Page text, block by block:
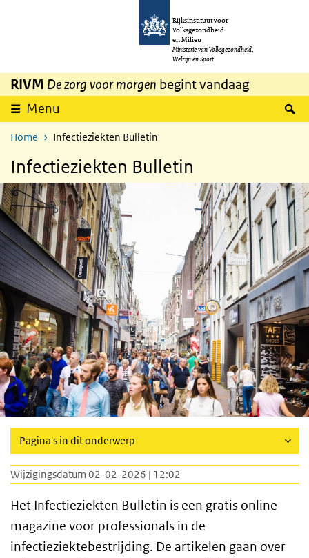
Overslaan en naar de inhoud gaan
Rijksinstituut voor
Volksgezondheid
en Milieu
Ministerie van Volksgezondheid,
Welzijn en Sport
RIVM De zorg voor morgen begint vandaag
Menu
Home Infectieziekten Bulletin
Infectieziekten Bulletin
Pagina's in dit onderwerp
Wijzigingsdatum 02-02-2026 | 12:02
Het Infectieziekten Bulletin is een gratis online
magazine voor professionals in de
infectieziektebestrijding. De artikelen gaan over